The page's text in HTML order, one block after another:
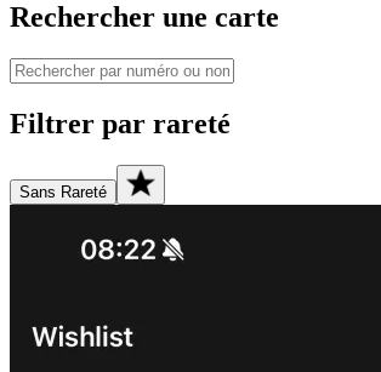
Rechercher une carte
Filtrer par rareté
Sans Rareté